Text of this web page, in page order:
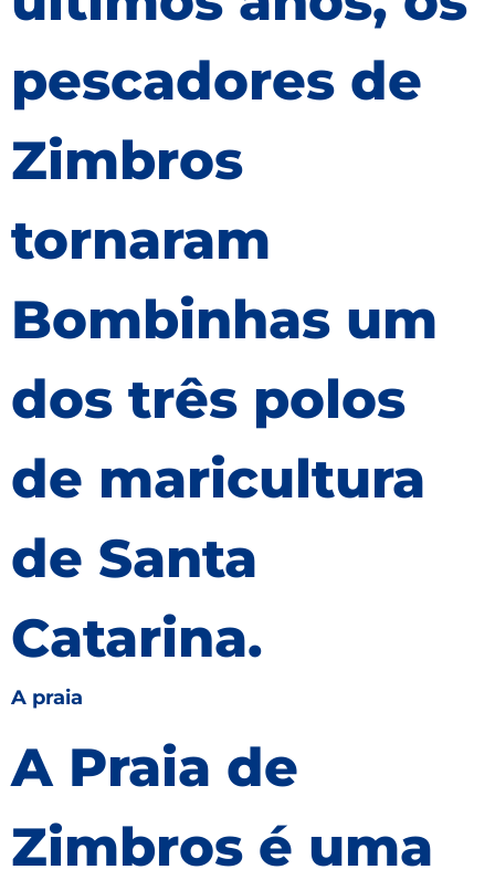
pescadores de
Zimbros
tornaram
Bombinhas um
dos três polos
de maricultura
de Santa
Catarina.
A praia
A Praia de
Zimbros é uma